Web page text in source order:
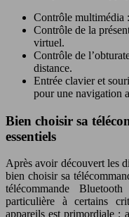
Contrôle multimédia
Contrôle de la
virtuel.
Contrôle de
distance.
Entrée clavier et
pour une navigation
Bien choisir sa
essentiels
Après avoir découvert les
bien choisir sa
télécommande
particulière à certains
appareils est primordiale :